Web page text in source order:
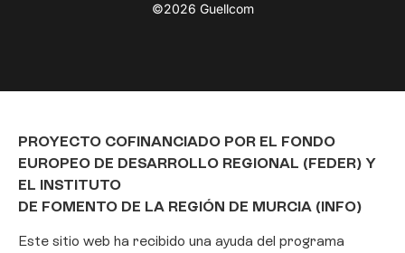
©2026 Guellcom
PROYECTO COFINANCIADO POR EL FONDO
EUROPEO DE DESARROLLO REGIONAL (FEDER) Y
EL INSTITUTO
DE FOMENTO DE LA REGIÓN DE MURCIA (INFO)
Este sitio web ha recibido una ayuda del programa